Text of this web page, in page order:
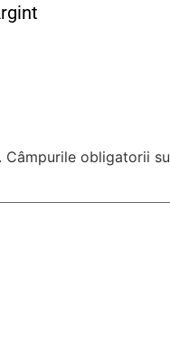
Câmpurile obligatorii